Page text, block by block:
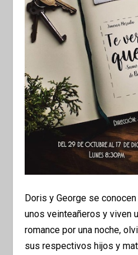
Doris y George se
unos veinteañeros y viven
romance por una noche,
sus respectivos hijos y